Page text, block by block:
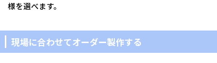
様を選べます。
現場に合わせてオーダー製作する